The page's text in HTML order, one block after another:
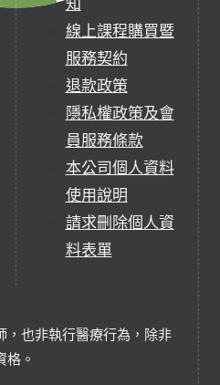
線上課程購買暨
服務契約
退款政策
隱私權政策及會
員服務條款
本公司個人資料
使用說明
請求刪除個人資
料表單
，也非執行醫療行為，除非
格。